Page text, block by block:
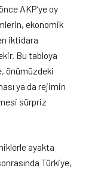
AKP’ye oy
ekonomik
iktidara
Bu tabloya
önümüzdeki
ya da rejimin
sürpriz
ayakta
Türkiye,